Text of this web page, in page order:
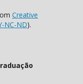
Creative
NC-ND).